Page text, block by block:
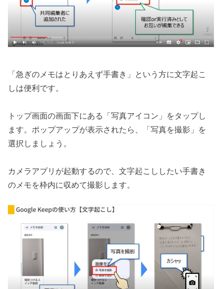
「急ぎのメモはとりあえず手書き」という方に文字起こ
しは便利です。
トップ画面の画面下にある「写真アイコン」をタップし
ます。ポップアップが表示されたら、「写真を撮影」を
選択しましょう。
カメラアプリが起動するので、文字起こししたい手書き
のメモを枠内に収めて撮影します。